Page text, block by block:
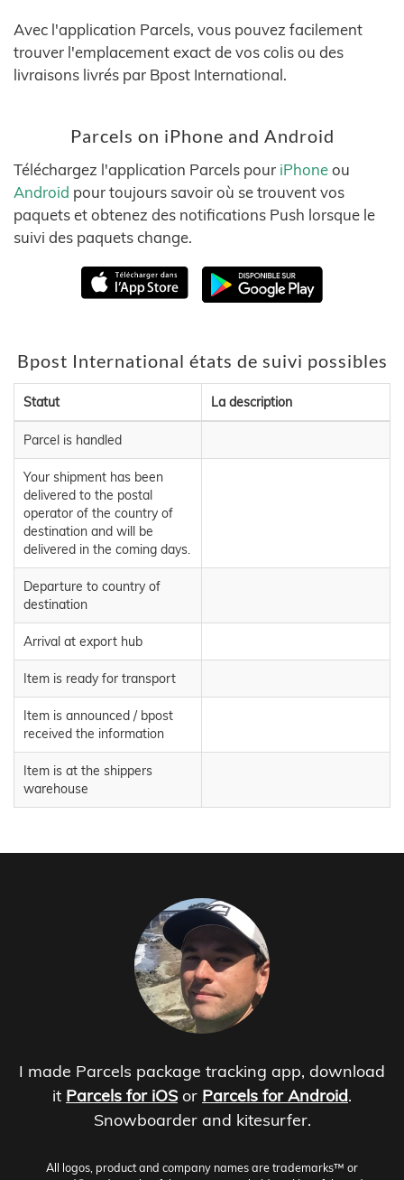
Avec l'application Parcels, vous pouvez facilement
trouver l'emplacement exact de vos colis ou des
livraisons livrés par Bpost International.
Parcels on iPhone and Android
Téléchargez l'application Parcels pour iPhoneou
Android pour toujours savoir où se trouvent vos
paquets et obtenez des notifications Push lorsque le
suivi des paquets change.
Bpost International états de suivi possibles
Statut La description
Parcel is handled
Your shipment has been
delivered to the postal
operator of the country of
destination and will be
delivered in the coming days.
Departure to country of
destination
Arrival at export hub
Item is ready for transport
Item is announced / bpost
received the information
Item is at the shippers
warehouse
I made Parcels package tracking app, download
it Parcels for iOS or Parcels for Android.
Snowboarder and kitesurfer.
All logos, product and company names are trademarks™ or